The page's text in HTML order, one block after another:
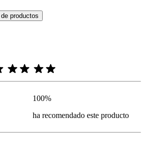
en forma de reseñas de productos y
productos
100%
ha recomendado este producto